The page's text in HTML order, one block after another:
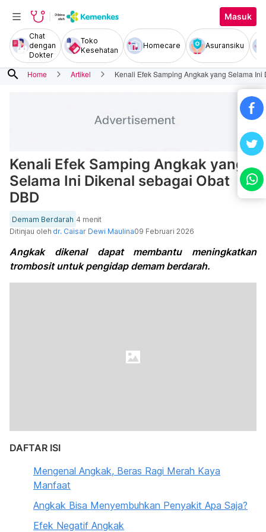
Masuk
Chat
dengan
Dokter
Toko
Kesehatan
Homecare Asuransiku
search Home Artikel Kenali Efek Samping Angkak yang Selama
Kenali Efek Samping Angkak yang
Selama Ini Dikenal sebagai Obat
DBD
Demam Berdarah 4 menit
Ditinjau oleh dr. Caisar Dewi Maulina09 Februari 2026
Angkak dikenal dapat membantu meningkatkan
trombosit untuk pengidap demam berdarah.
DAFTAR ISI
Mengenal Angkak, Beras Ragi Merah Kaya
Manfaat
Angkak Bisa Menyembuhkan Penyakit Apa Saja?
Efek Negatif Angkak